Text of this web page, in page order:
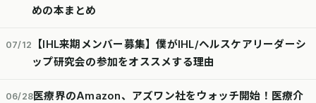
めの本まとめ
07/12
【IHL来期メンバー募集】僕がIHL/ヘルスケアリーダーシ
ップ研究会の参加をオススメする理由
06/28医療界のAmazon、アズワン社をウォッチ開始！医療介